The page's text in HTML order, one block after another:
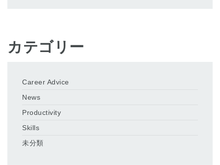
カテゴリー
Career Advice
News
Productivity
Skills
未分類